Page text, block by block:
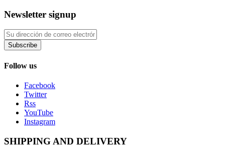
Newsletter signup
Subscribe
Follow us
Facebook
Twitter
Rss
YouTube
Instagram
SHIPPING AND DELIVERY